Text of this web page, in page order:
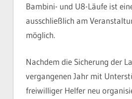
Bambini- und U8-Läufe ist
ausschließlich am
möglich.
Nachdem die Sicherung der
vergangenen Jahr mit
freiwilliger Helfer neu